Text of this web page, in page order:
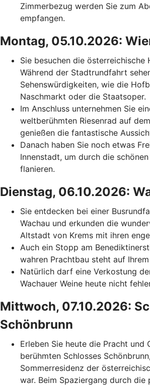
Zimmerbezug werden Sie zum
empfangen.
Montag, 05.10.2026:
Sie besuchen die österreichische
Während der Stadtrundfahrt
Sehenswürdigkeiten, wie die
Naschmarkt oder die Staatsoper.
Im Anschluss unternehmen Sie
weltberühmten Riesenrad auf
genießen die fantastische
Danach haben Sie noch etwas
Innenstadt, um durch die
flanieren.
Dienstag, 06.10.2026:
Sie entdecken bei einer
Wachau und erkunden die
Altstadt von Krems mit ihren
Auch ein Stopp am
wahren Prachtbau steht auf
Natürlich darf eine Verkostung
Wachauer Weine heute nicht
Mittwoch, 07.10.2026:
Schönbrunn
Erleben Sie heute die Pracht und
berühmten Schlosses
Sommerresidenz der
war. Beim Spaziergang durch die